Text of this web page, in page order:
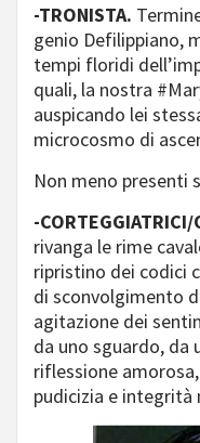
-TRONISTA.
genio Defilippiano,
tempi floridi
quali, la nostra
auspicando lei
microcosmo di
Non meno presenti
-CORTEGGIATRICI/
rivanga le rime
ripristino dei codici
di sconvolgimento
agitazione dei
da uno sguardo, da
riflessione
pudicizia e integrità